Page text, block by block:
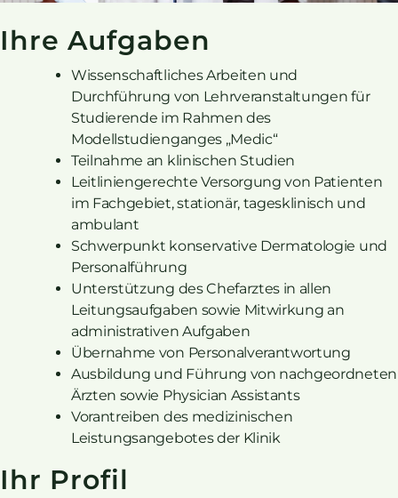
Ihre Aufgaben
Wissenschaftliches Arbeiten und
Durchführung von Lehrveranstaltungen für
Studierende im Rahmen des
Modellstudienganges „Medic“
Teilnahme an klinischen Studien
Leitliniengerechte Versorgung von Patienten
im Fachgebiet, stationär, tagesklinisch und
ambulant
Schwerpunkt konservative Dermatologie und
Personalführung
Unterstützung des Chefarztes in allen
Leitungsaufgaben sowie Mitwirkung an
administrativen Aufgaben
Übernahme von Personalverantwortung
Ausbildung und Führung von nachgeordneten
Ärzten sowie Physician Assistants
Vorantreiben des medizinischen
Leistungsangebotes der Klinik
Ihr Profil